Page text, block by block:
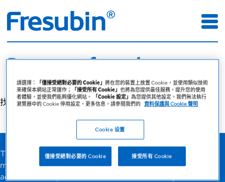
Page not found
找不到所要求的頁面。
The page you are looking for does not seem to exist. You
may have entered an incorrect or outdated URL in the
address line of your browser. Please check it again.
請選擇： 「僅接受絕對必要的 Cookie」將在您的裝置上放置 Cookie，並使用類似技術
來確保本網站正常運作；
「接受所有 Cookie」也將為您提供最佳服務，提升您的使用
者體驗，並使我們能夠優化網站。
「Cookie 設定」為您提供其他設定。我們無法執行
瀏覽器中的 Cookie 停用設定。更多信息，請參閱我們的 資料保護與 Cookie 聲明
Cookie 设置
僅接受絕對必要的 Cookie 接受所有 Cookie